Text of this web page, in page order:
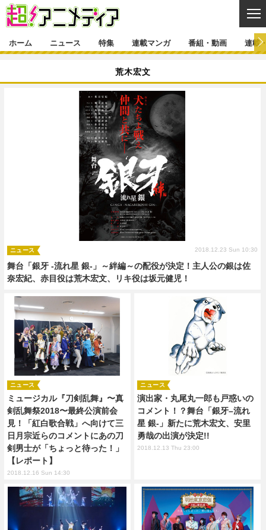
ニュース一覧
ゲーム・アプリ
コスプレ
新帝スタ
インタビュー
連載マンガ一覧
番組・動画一覧
連載・ブログ一覧
編集部ブログ・お知らせ
ホーム ニュース 特集 連載マンガ 番組・動画 連載
荒木宏文
舞台「銀牙 -流れ星 銀-」～絆編～の配役が決定！主人公の銀は佐
奈宏紀、赤目役は荒木宏文、リキ役は坂元健児！
ニュース 2018.12.23 Sun 10:30
ミュージカル『刀剣乱舞』〜真
剣乱舞祭2018〜最終公演前会
見！「紅白歌合戦」へ向けて三
日月宗近らのコメントにあの刀
剣男士が「ちょっと待った！」
【レポート】
ニュース
2018.12.16 Sun 14:30
演出家・丸尾丸一郎も戸惑いの
コメント！？舞台「銀牙–流れ
星 銀-」新たに荒木宏文、安里
勇哉の出演が決定!!
ニュース
2018.12.13 Thu 23:00